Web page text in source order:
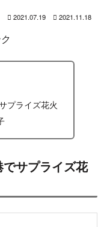
2021.07.19 2021.11.18
プライズ花火
サプライズ花